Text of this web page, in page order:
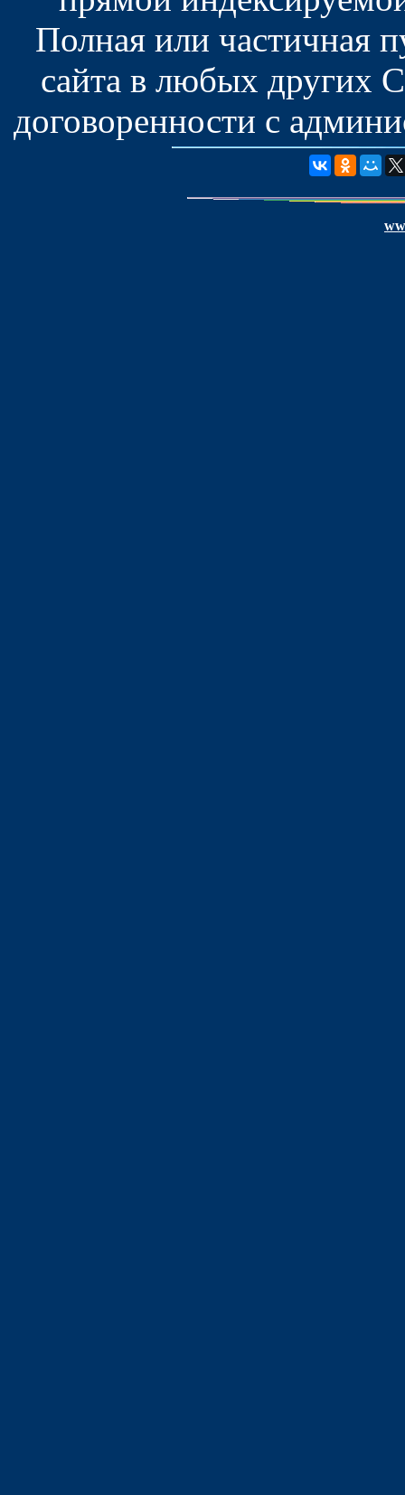
Полная или частичная
сайта в любых других
договоренности с